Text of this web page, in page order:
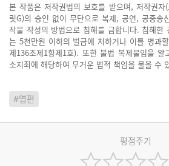
본 작품은 저작권법의 보호를 받으며, 저작권자
릿G)의 승인 없이 무단으로 복제, 공연, 공중송
작물 작성의 방법으로 침해를 금합니다. 침해
는 5천만원 이하의 벌금에 처하거나 이를 병과
제136조제1항제1호). 또한 불법 복제물임을 알
소지죄에 해당하여 무거운 법적 책임을 물을 수
#엽편
평점주기